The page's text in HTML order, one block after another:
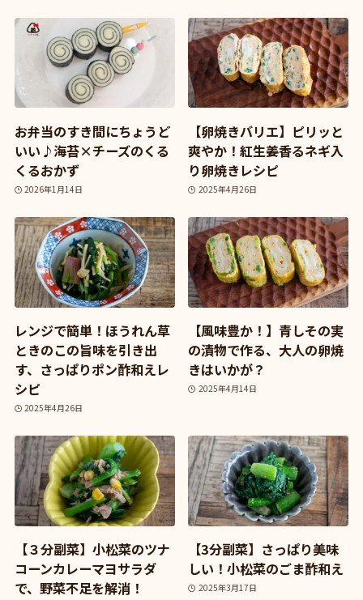
お弁当のすき間にちょうど
いい♪海苔×チーズのくる
くるおかず
2026年1月14日
【卵焼きバリエ】ピリッと
爽やか！紅生姜香るネギ入
り卵焼きレシピ
2025年4月26日
レンジで簡単！ほうれん草
ときのこの旨味を引き出
す、さっぱりポン酢和えレ
シピ
2025年4月26日
【風味豊か！】青しその実
の漬物で作る、大人の卵焼
きはいかが？
2025年4月14日
【３分副菜】小松菜のツナ
コーンカレーマヨサラダ
で、野菜不足を解消！
【3分副菜】さっぱり美味
しい！小松菜のごま酢和え
2025年3月17日